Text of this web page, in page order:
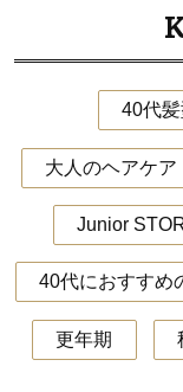
40代
大人のヘアケア
Junior
更年期